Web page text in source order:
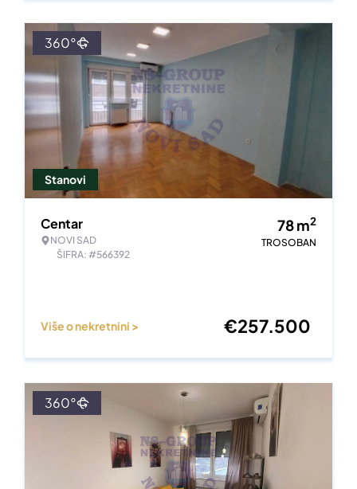
Stanovi
360°
Centar
NOVI SAD
ŠIFRA: #566392
78m2
TROSOBAN
Više o nekretnini > €257.500
360°